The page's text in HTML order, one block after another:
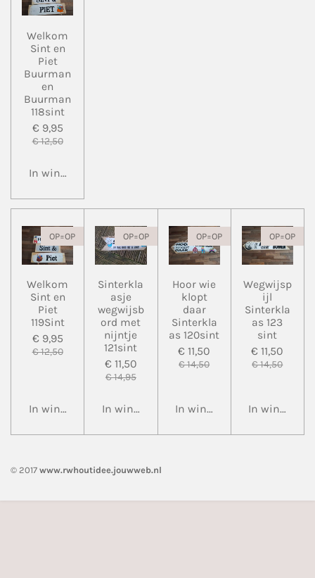
Welkom
Sint en
Piet
Buurman
en
Buurman
118sint
€ 9,95
€ 12,50
In winkelwagen
OP=OP
Welkom
Sint en
Piet
119Sint
€ 9,95
€ 12,50
In winkelwagen
OP=OP
Sinterkla
asje
wegwijsb
ord met
nijntje
121sint
€ 11,50
€ 14,95
In winkelwagen
OP=OP
Hoor wie
klopt
daar
Sinterkla
as 120sint
€ 11,50
€ 14,50
In winkelwagen
OP=OP
Wegwijsp
ijl
Sinterkla
as 123
sint
€ 11,50
€ 14,50
In
© 2017 www.rwhoutidee.jouwweb.nl